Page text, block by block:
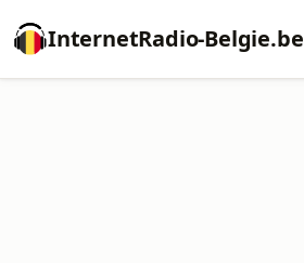
InternetRadio-Belgie.be